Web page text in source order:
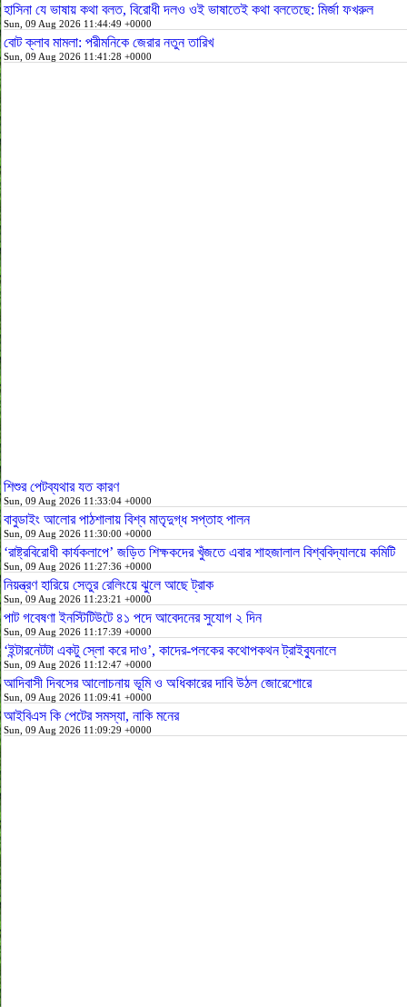
হাসিনা যে ভাষায় কথা বলত, বিরোধী দলও ওই ভাষাতেই কথা বলতেছে: মির্জা ফখরুল
Sun, 09 Aug 2026 11:44:49 +0000
বোট ক্লাব মামলা: পরীমনিকে জেরার নতুন তারিখ
Sun, 09 Aug 2026 11:41:28 +0000
শিশুর পেটব্যথার যত কারণ
Sun, 09 Aug 2026 11:33:04 +0000
বাবুডাইং আলোর পাঠশালায় বিশ্ব মাতৃদুগ্ধ সপ্তাহ পালন
Sun, 09 Aug 2026 11:30:00 +0000
‘রাষ্ট্রবিরোধী কার্যকলাপে’ জড়িত শিক্ষকদের খুঁজতে এবার শাহজালাল বিশ্ববিদ্যালয়ে কমিটি
Sun, 09 Aug 2026 11:27:36 +0000
নিয়ন্ত্রণ হারিয়ে সেতুর রেলিংয়ে ঝুলে আছে ট্রাক
Sun, 09 Aug 2026 11:23:21 +0000
পাট গবেষণা ইনস্টিটিউটে ৪১ পদে আবেদনের সুযোগ ২ দিন
Sun, 09 Aug 2026 11:17:39 +0000
‘ইন্টারনেটটা একটু স্লো করে দাও’, কাদের-পলকের কথোপকথন ট্রাইব্যুনালে
Sun, 09 Aug 2026 11:12:47 +0000
আদিবাসী দিবসের আলোচনায় ভূমি ও অধিকারের দাবি উঠল জোরেশোরে
Sun, 09 Aug 2026 11:09:41 +0000
আইবিএস কি পেটের সমস্যা, নাকি মনের
Sun, 09 Aug 2026 11:09:29 +0000